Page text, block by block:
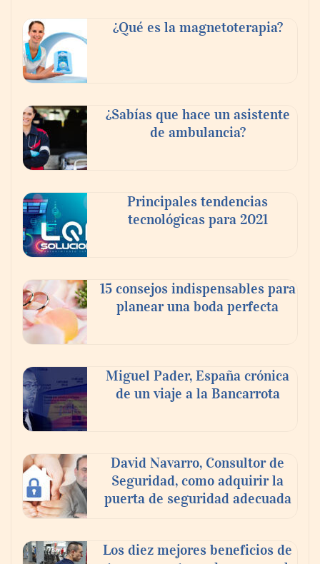
El nuevo mapa de zonas tensionadas abre
inquilinos en Cataluña
La luz roja, el nuevo aftersun, actúa en la
recuperación de la piel después del sol
¿Qué es la magnetoterapia?
¿Sabías que hace un asistente
de ambulancia?
Principales tendencias
tecnológicas para 2021
15 consejos indispensables para
planear una boda perfecta
Miguel Pader, España crónica
de un viaje a la Bancarrota
David Navarro, Consultor de
Seguridad, como adquirir la
puerta de seguridad adecuada
Los diez mejores beneficios de